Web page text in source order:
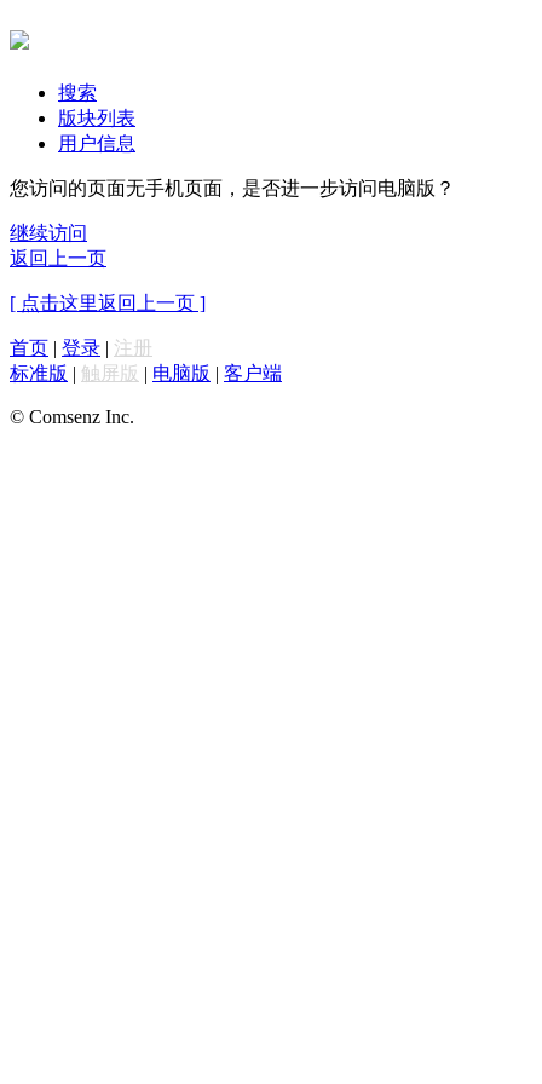
搜索
版块列表
用户信息
您访问的页面无手机页面，是否进一步访问电脑版？
继续访问
返回上一页
[ 点击这里返回上一页 ]
首页 | 登录 | 注册
标准版 | 触屏版 | 电脑版 | 客户端
© Comsenz Inc.